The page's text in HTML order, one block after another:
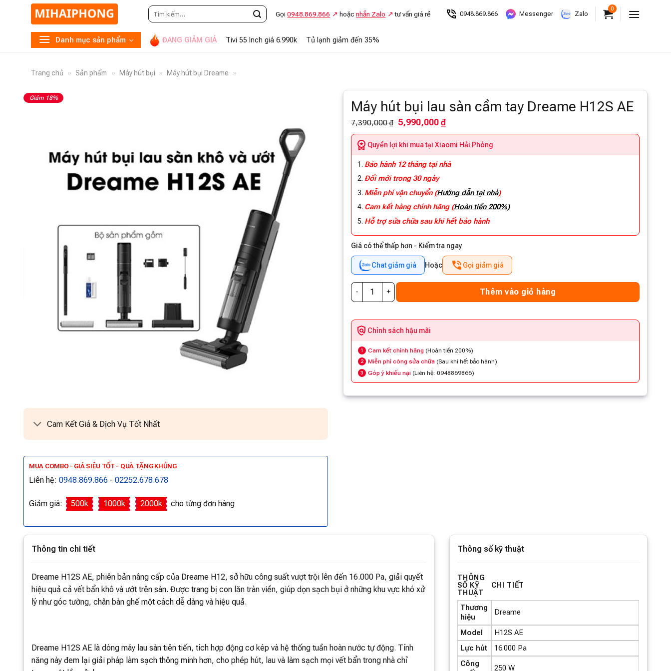
Tìm
kiếm:
Gọi 0948.869.866 hoặcnhắn Zalo tư vấn giá rẻ 0948.869.866 Messenger Zalo
0
Danh mục sản phẩm ĐANG GIẢM GIÁ Tivi 55 Inch giá 6.990k Tủ lạnh giảm đến 35%
Trang chủ » Sản phẩm » Máy hút bụi » Máy hút bụi Dreame »
Giảm 18%
Cam Kết Giá & Dịch Vụ Tốt Nhất
MUA COMBO - GIÁ SIÊU TỐT - QUÀ TẶNG KHỦNG
Liên hệ: 0948.869.866 - 02252.678.678
Giảm giá: 500k 1000k 2000k cho từng đơn hàng
Máy hút bụi lau sàn cầm tay Dreame H12S AE
7,390,000 ₫ 5,990,000 ₫
Quyền lợi khi mua tại Xiaomi Hải Phòng
Bảo hành 12 tháng tại nhà
Đổi mới trong 30 ngày
Miễn phí vận chuyển (Hướng dẫn tại nhà)
Cam kết hàng chính hãng (Hoàn tiền 200%)
Hỗ trợ sửa chữa sau khi hết bảo hành
Giá có thể thấp hơn - Kiểm tra ngay
Chat giảm giá Hoặc Gọi giảm giá
Thêm vào giỏ hàng
Chính sách hậu mãi
1 Cam kết chính hãng (Hoàn tiền 200%)
2 Miễn phí công sửa chữa (Sau khi hết bảo hành)
3 Góp ý khiếu nại (Liên hệ: 0948869866)
Thông tin chi tiết
Dreame H12S AE, phiên bản nâng cấp của Dreame H12, sở hữu công suất vượt trội lên đến 16.000 Pa, giải quyết
hiệu quả cả vết bẩn khô và ướt trên sàn. Được trang bị con lăn tràn viền, giúp dọn sạch bụi ở những khu vực khó xử
lý như góc tường, chân bàn ghế một cách dễ dàng và hiệu quả.
Dreame H12S AE là dòng máy lau sàn tiên tiến, tích hợp động cơ kép và hệ thống tuần hoàn nước tự động. Tính
năng này đem lại giải pháp làm sạch thông minh hơn, cho phép hút, lau và làm sạch mọi vết bẩn trong nhà chỉ
Thông số kỹ thuật
THÔNG
SỐ KỸ
THUẬT
CHI TIẾT
Thương
hiệu
Dreame
Model
H12S AE
Lực hút
16.000 Pa
Công
250 W